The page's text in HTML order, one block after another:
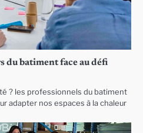
du batiment face au défi
? les professionnels du batiment
adapter nos espaces à la chaleur